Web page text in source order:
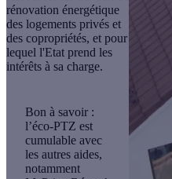
rénovation énergétique
des logements privés et
des copropriétés, et pour
lequel l'Etat prend les
intérêts à sa charge.
Bon à savoir :
l’éco-PTZ est
cumulable avec
les autres aides,
notamment